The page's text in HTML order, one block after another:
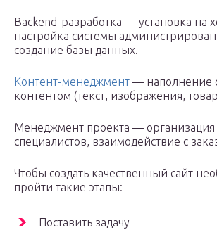
Backend-разработка — установка на
настройка системы
создание базы данных.
Контент-менеджмент — наполнение
контентом (текст, изображения,
Менеджмент проекта — организация
специалистов, взаимодействие с
Чтобы создать качественный сайт
пройти такие этапы:
Поставить задачу